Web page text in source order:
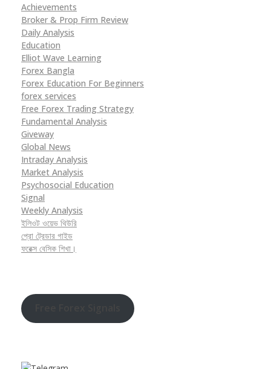
Achievements
Broker & Prop Firm Review
Daily Analysis
Education
Elliot Wave Learning
Forex Bangla
Forex Education For Beginners
forex services
Free Forex Trading Strategy
Fundamental Analysis
Giveway
Global News
Intraday Analysis
Market Analysis
Psychosocial Education
Signal
Weekly Analysis
ইলিওট ওয়েভ থিউরি
প্রো ট্রেডার গাইড
ফরেক্স বেসিক শিখা।